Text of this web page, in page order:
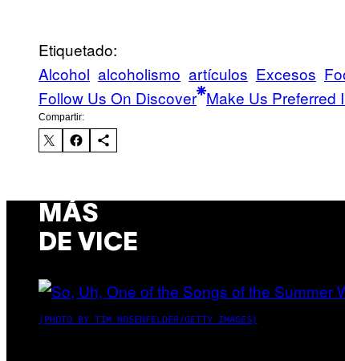
Etiquetado:
Alcohol alcoholismo artículos Excesos
Follow Us On Discover Make Us Preferred
Compartir:
MÁS
DE VICE
(PHOTO BY TIM MOSENFELDER/GETTY IMAGES)